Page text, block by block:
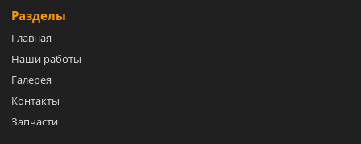
Разделы
Главная
Наши работы
Галерея
Контакты
Запчасти